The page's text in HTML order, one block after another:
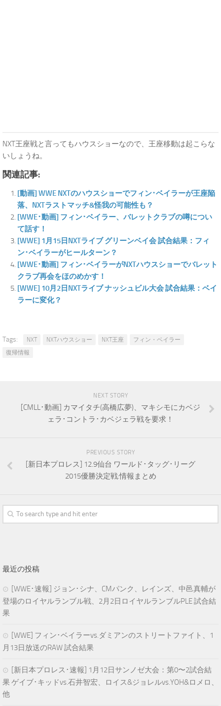
NXT王座戦と言ってもハウスショーなので、王座移動は起こらな
いしょうね。
関連記事:
[動画] WWE NXTのハウスショーでフィン･ベイラーが王座陥
落、NXTラストマッチ&怪我の可能性も？
[WWE･動画] フィン･ベイラー、バレットクラブの噂につい
て話す！
[WWE] 1月15日NXTライブ グリーンベイ会 試合結果：フィ
ン･ベイラーがヒールターン？
[WWE･動画] フィン･ベイラーがNXTハウスショーでバレット
クラブ再会をほのめかす！
[WWE] 10月2日NXTライブ ナッシュビル大会 試合結果：ベイ
ラーに変化？
Tags: NXT NXTハウスショー NXT王座
フィン・ベイラー
復帰情報
NEXT STORY
[CMLL･動画] カマイタチ(高橋広夢)、マキシモにカベジ
ェラ･コントラ･カベジェラ戦を要求！
PREVIOUS STORY
[新日本プロレス] 12.9仙台 ワールド･タッグ･リーグ
2015優勝決定戦:情報まとめ
最近の投稿
[WWE･速報] ジョン･シナ、CMパンク、レインズ、中邑真輔が
登場のロイヤルランブル戦、2月2日ロイヤルランブルPLE 試合結
果
[WWE] フィン･ベイラーvs.ダミアンのストリートファイト、1
月13日放送のRAW 試合結果
[新日本プロレス･速報] 1月12日サンノゼ大会：第0〜2試合結
果 ゲイブ･キッドvs.石井智宏、ロイス&ジョレルvs.YOH&ロメロ、
他